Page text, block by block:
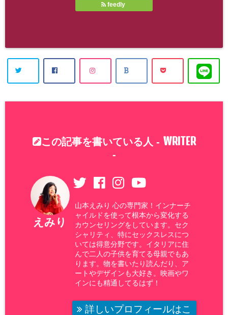
feedly
この記事を書いている人 - WRITER
-
えみり
山本えみり 心の専門家！インナーチ
ャイルドを使って根本から変化する
カウンセリングをしています。セク
シャリティ、特にセックスレスにつ
いては得意分野です。イタリアに住
んで二人の子供を育てる母親でもあ
ります。物を書いたり読んだり、ア
ートやデザインも大好き。映画やワ
インにも精通してるはず！
詳しいプロフィールはこ